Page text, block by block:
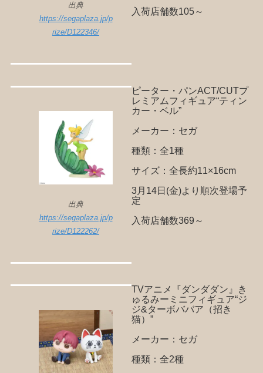
出典
https://segaplaza.jp/p
rize/D122346/
入荷店舗数105～
出典
https://segaplaza.jp/p
rize/D122262/
ピーター・パンACT/CUTプ
レミアムフィギュア“ティン
カー・ベル”
メーカー：セガ
種類：全1種
サイズ：全長約11×16cm
3月14日(金)より順次登場予
定
入荷店舗数369～
TVアニメ『ダンダダン』き
ゅるみーミニフィギュア“ジ
ジ&ターボババア（招き
猫）”
メーカー：セガ
種類：全2種